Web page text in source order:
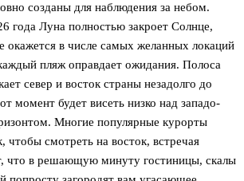
созданы для наблюдения за небом.
года Луна полностью закроет Солнце,
окажется в числе самых желанных локаций
пляж оправдает ожидания. Полоса
север и восток страны незадолго до
момент будет висеть низко над западо-
Многие популярные курорты
чтобы смотреть на восток, встречая
что в решающую минуту гостиницы, скалы